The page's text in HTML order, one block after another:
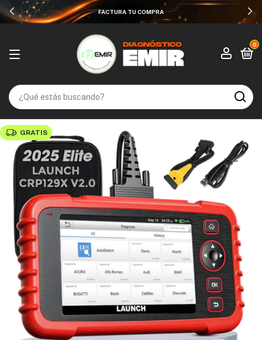
HASTA 12 MESES SIN INTERESES
0
GRATIS